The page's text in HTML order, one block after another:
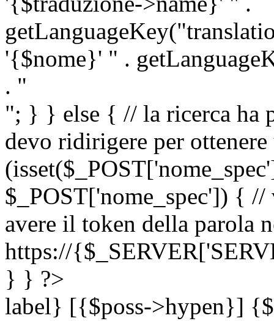
'{$nome}' " .
. "
"; } } else { // la ricerca ha
devo ridirigere per
$_POST['nome_spec']) {
avere il token della parola
https://
} } ?>
label} [{$poss->hypen}]